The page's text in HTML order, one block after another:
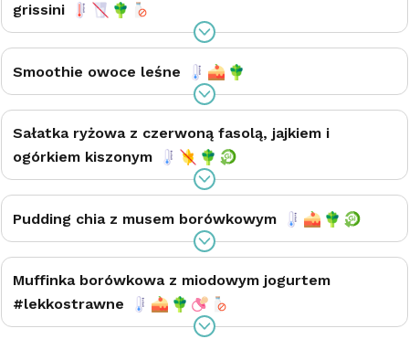
grissini
Smoothie owoce leśne
Sałatka ryżowa z czerwoną fasolą, jajkiem i
ogórkiem kiszonym
Pudding chia z musem borówkowym
Muffinka borówkowa z miodowym jogurtem
#lekkostrawne